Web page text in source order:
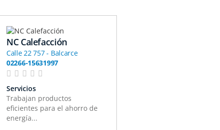
NC Calefacción
Calle 22 757 - Balcarce
02266-15631997
Servicios
Trabajan productos
eficientes para el ahorro de
energía...